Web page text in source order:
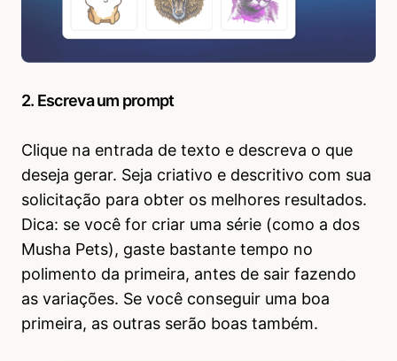
2. Escreva um prompt
Clique na entrada de texto e descreva o que
deseja gerar. Seja criativo e descritivo com sua
solicitação para obter os melhores resultados.
Dica: se você for criar uma série (como a dos
Musha Pets), gaste bastante tempo no
polimento da primeira, antes de sair fazendo
as variações. Se você conseguir uma boa
primeira, as outras serão boas também.